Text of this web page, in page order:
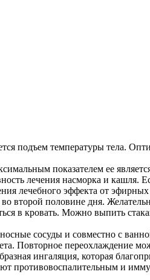
подъем температуры тела.
показателем ее
лечения насморка и кашля.
лечебного эффекта от
второй половине дня.
в кровать. Можно выпить
сосуды и совместно с
Повторное переохлаждение
ингаляция, которая
противовоспалительным и